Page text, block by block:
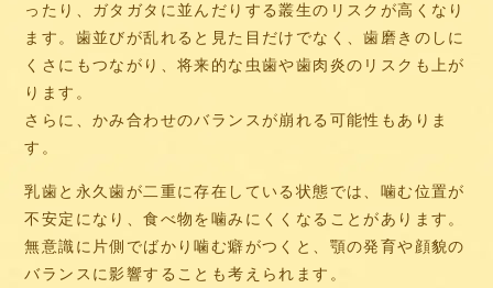
ったり、ガタガタに並んだりする叢生のリスクが高くなり
ます。歯並びが乱れると見た目だけでなく、歯磨きのしに
くさにもつながり、将来的な虫歯や歯肉炎のリスクも上が
ります。
さらに、かみ合わせのバランスが崩れる可能性もありま
す。
乳歯と永久歯が二重に存在している状態では、噛む位置が
不安定になり、食べ物を噛みにくくなることがあります。
無意識に片側でばかり噛む癖がつくと、顎の発育や顔貌の
バランスに影響することも考えられます。